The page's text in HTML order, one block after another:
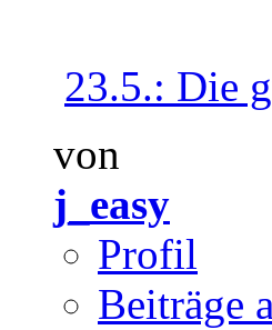
23.5.: Die
von
j_easy
Profil
Beiträge